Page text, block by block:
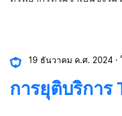
19 ธันวาคม ค.ศ. 2024
การยุติบริการ